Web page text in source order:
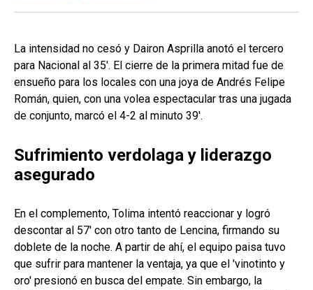
La intensidad no cesó y Dairon Asprilla anotó el tercero
para Nacional al 35'. El cierre de la primera mitad fue de
ensueño para los locales con una joya de Andrés Felipe
Román, quien, con una volea espectacular tras una jugada
de conjunto, marcó el 4-2 al minuto 39'.
Sufrimiento verdolaga y liderazgo
asegurado
En el complemento, Tolima intentó reaccionar y logró
descontar al 57' con otro tanto de Lencina, firmando su
doblete de la noche. A partir de ahí, el equipo paisa tuvo
que sufrir para mantener la ventaja, ya que el 'vinotinto y
oro' presionó en busca del empate. Sin embargo, la